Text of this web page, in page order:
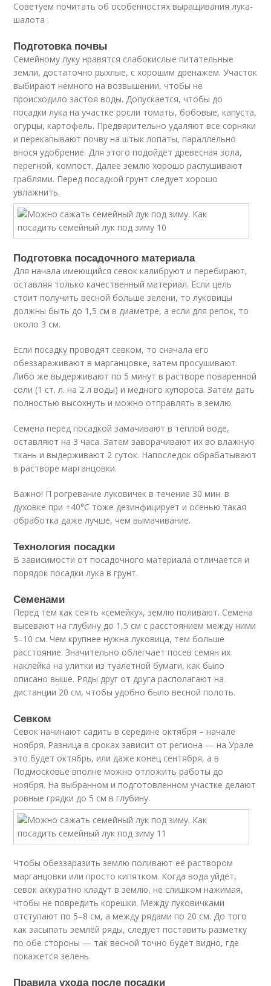
Советуем почитать об особенностях выращивания лука-
шалота .
Подготовка почвы
Семейному луку нравятся слабокислые питательные
земли, достаточно рыхлые, с хорошим дренажем. Участок
выбирают немного на возвышении, чтобы не
происходило застоя воды. Допускается, чтобы до
посадки лука на участке росли томаты, бобовые, капуста,
огурцы, картофель. Предварительно удаляют все сорняки
и перекапывают почву на штык лопаты, параллельно
внося удобрение. Для этого подойдёт древесная зола,
перегной, компост. Далее землю хорошо распушивают
граблями. Перед посадкой грунт следует хорошо
увлажнить.
Подготовка посадочного материала
Для начала имеющийся севок калибруют и перебирают,
оставляя только качественный материал. Если цель
стоит получить весной больше зелени, то луковицы
должны быть до 1,5 см в диаметре, а если для репок, то
около 3 см.
Если посадку проводят севком, то сначала его
обеззараживают в марганцовке, затем просушивают.
Либо же выдерживают по 5 минут в растворе поваренной
соли (1 ст. л. на 2 л воды) и медного купороса. Затем дать
полностью высохнуть и можно отправлять в землю.
Семена перед посадкой замачивают в тёплой воде,
оставляют на 3 часа. Затем заворачивают их во влажную
ткань и выдерживают 2 суток. Напоследок обрабатывают
в растворе марганцовки.
Важно! П рогревание луковичек в течение 30 мин. в
духовке при +40°С тоже дезинфицирует и осенью такая
обработка даже лучше, чем вымачивание.
Технология посадки
В зависимости от посадочного материала отличается и
порядок посадки лука в грунт.
Семенами
Перед тем как сеять «семейку», землю поливают. Семена
высевают на глубину до 1,5 см с расстоянием между ними
5–10 см. Чем крупнее нужна луковица, тем больше
расстояние. Значительно облегчает посев семян их
наклейка на улитки из туалетной бумаги, как было
описано выше. Ряды друг от друга располагают на
дистанции 20 см, чтобы удобно было весной полоть.
Севком
Севок начинают садить в середине октября – начале
ноября. Разница в сроках зависит от региона — на Урале
это будет октябрь, или даже конец сентября, а в
Подмосковье вполне можно отложить работы до
ноября. На выбранном и подготовленном участке делают
ровные грядки до 5 см в глубину.
Чтобы обеззаразить землю поливают её раствором
марганцовки или просто кипятком. Когда вода уйдёт,
севок аккуратно кладут в землю, не слишком нажимая,
чтобы не повредить корешки. Между луковичками
отступают по 5–8 см, а между рядами по 20 см. До того
как засыпать землёй ряды, следует поставить разметку
по обе стороны — так весной точно будет видно, где
покажется зелень.
Правила ухода после посадки